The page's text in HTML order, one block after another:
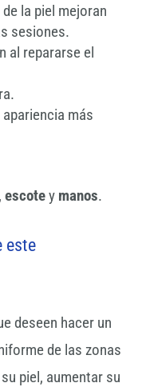
la piel mejoran
sesiones.
al repararse el
apariencia más
,escotey manos.
este
deseen hacer un
de las zonas
piel, aumentar su